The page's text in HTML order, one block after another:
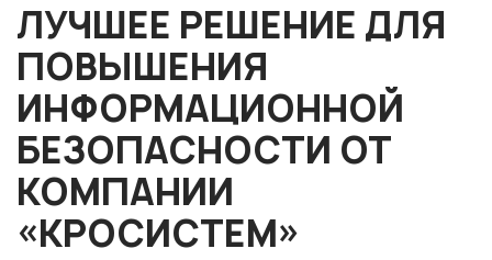
ЛУЧШЕЕ РЕШЕНИЕ ДЛЯ
ПОВЫШЕНИЯ
ИНФОРМАЦИОННОЙ
БЕЗОПАСНОСТИ ОТ
КОМПАНИИ
«КРОСИСТЕМ»